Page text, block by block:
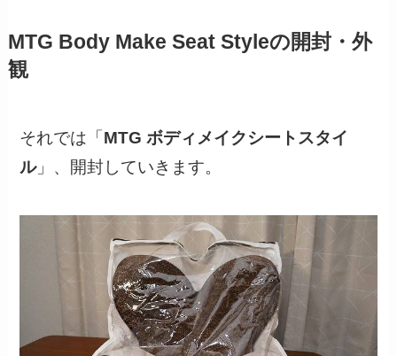
MTG Body Make Seat Styleの開封・外
観
それでは「 MTG ボディメイクシートスタイ
ル」、開封していきます。